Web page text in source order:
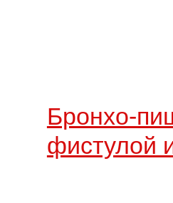
Бронхо-
фистулой